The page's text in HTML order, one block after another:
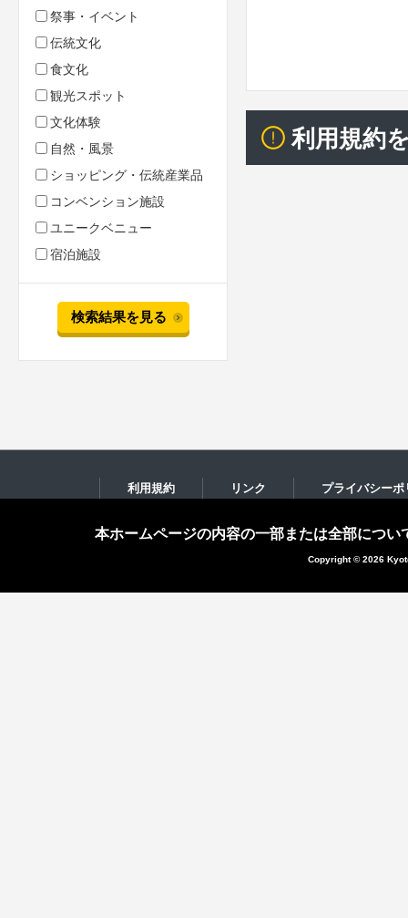
祭事・イベント
伝統文化
食文化
観光スポット
文化体験
自然・風景
ショッピング・伝統産業品
コンベンション施設
ユニークベニュー
宿泊施設
検索結果を見る
利用規約
利用規約 リンク プライバシーポ
本ホームページの内容の一部または全部につ
Copyright © 2026